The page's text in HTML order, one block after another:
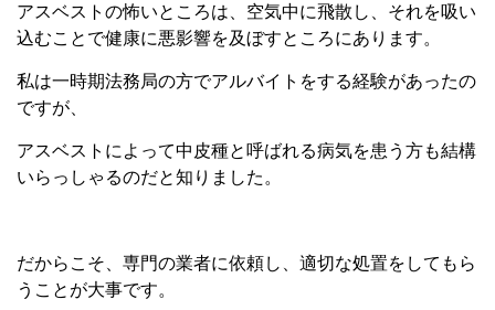
アスベストの怖いところは、空気中に飛散し、それを吸い
込むことで健康に悪影響を及ぼすところにあります。
私は一時期法務局の方でアルバイトをする経験があったの
ですが、
アスベストによって中皮種と呼ばれる病気を患う方も結構
いらっしゃるのだと知りました。
だからこそ、専門の業者に依頼し、適切な処置をしてもら
うことが大事です。